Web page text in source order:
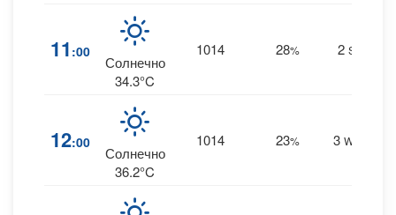
11 :00
Солнечно
34.3°C
1014 28% 2 SW
12:00
Солнечно
36.2°C
1014 23% 3 WSW